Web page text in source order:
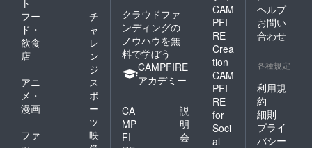
フー
ド・
飲食
店
チ
ャ
レ
ン
ジ
アニ
メ・
漫画
ス
ポ
ー
ツ
ファ
映
クラウドファ
ンディングの
ノウハウを無
料で学ぼう
CAMPFIRE
アカデミー
CA
MP
FI
説
明
会
CAM
PFI
RE
Crea
tion
CAM
PFI
RE
for
Soci
al
ヘルプ
お問い
合わせ
各種規定
利用規
約
細則
プライ
バシー